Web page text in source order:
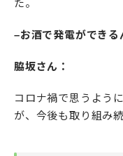
た。
–お酒で発電ができる
脇坂さん：
コロナ禍で思うよう
が、今後も取り組み